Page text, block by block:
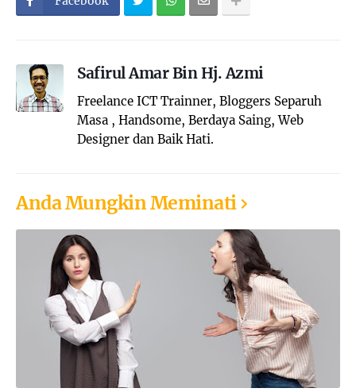
Safirul Amar Bin Hj. Azmi
Freelance ICT Trainner, Bloggers Separuh
Masa , Handsome, Berdaya Saing, Web
Designer dan Baik Hati.
Anda Mungkin Meminati